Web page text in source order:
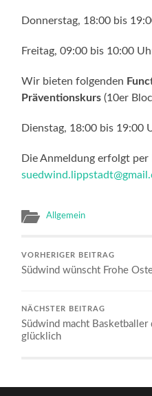
Donnerstag, 18:00 bis
Freitag, 09:00 bis 10:00
Wir bieten folgenden
Präventionskurs(10er
Dienstag, 18:00 bis 19:00
Die Anmeldung erfolgt per
Allgemein
VORHERIGER BEITRAG
Südwind wünscht Frohe
NÄCHSTER BEITRAG
Südwind macht
glücklich